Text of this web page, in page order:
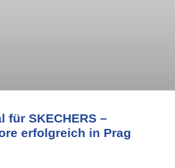
für SKECHERS –
erfolgreich in Prag